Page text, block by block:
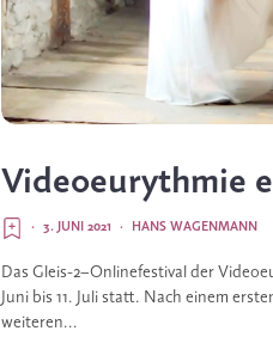
Videoeurythmie
HANS WAGENMANN
·
3. JUNI 2021
·
Das Gleis-2–Onlinefestival der
Juni bis 11. Juli statt. Nach einem
weiteren...